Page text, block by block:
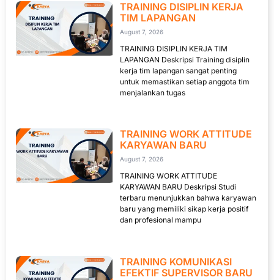
TRAINING DISIPLIN KERJA
TIM LAPANGAN
August 7, 2026
TRAINING DISIPLIN KERJA TIM
LAPANGAN Deskripsi Training disiplin
kerja tim lapangan sangat penting
untuk memastikan setiap anggota tim
menjalankan tugas
TRAINING WORK ATTITUDE
KARYAWAN BARU
August 7, 2026
TRAINING WORK ATTITUDE
KARYAWAN BARU Deskripsi Studi
terbaru menunjukkan bahwa karyawan
baru yang memiliki sikap kerja positif
dan profesional mampu
TRAINING KOMUNIKASI
EFEKTIF SUPERVISOR BARU